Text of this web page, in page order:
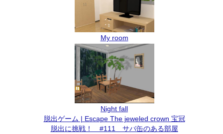
My room
Night fall
脱出ゲーム | Escape The jeweled crown 宝冠
脱出に挑戦！ #111 サバ缶のある部屋